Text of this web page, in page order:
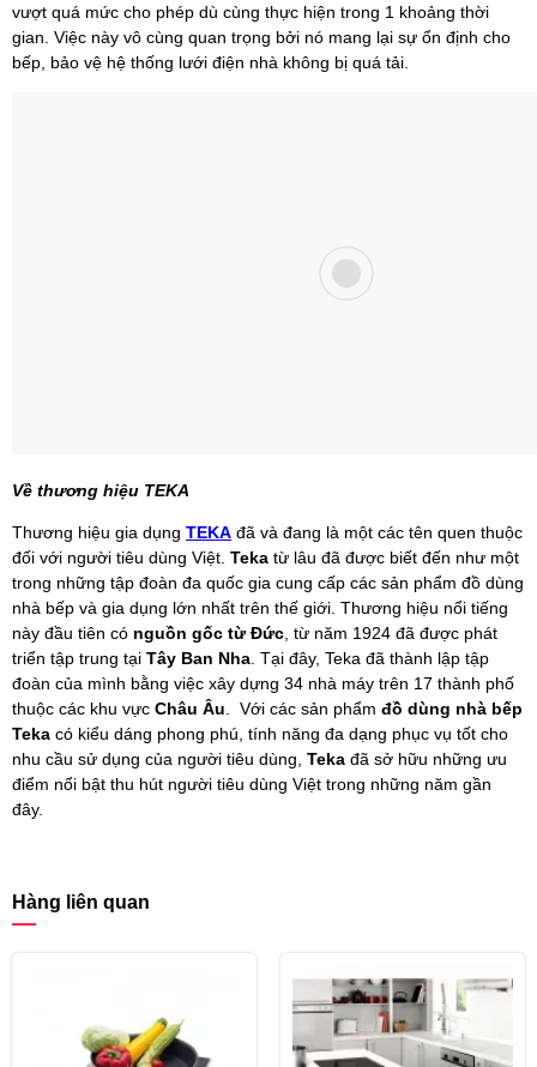
vượt quá mức cho phép dù cùng thực hiện trong 1 khoảng thời
gian. Việc này vô cùng quan trọng bởi nó mang lại sự ổn định cho
bếp, bảo vệ hệ thống lưới điện nhà không bị quá tải.
Về thương hiệu TEKA
Thương hiệu gia dụng TEKA đã và đang là một các tên quen thuộc
đối với người tiêu dùng Việt. Teka từ lâu đã được biết đến như một
trong những tập đoàn đa quốc gia cung cấp các sản phẩm đồ dùng
nhà bếp và gia dụng lớn nhất trên thế giới. Thương hiệu nổi tiếng
này đầu tiên có nguồn gốc từ Đức , từ năm 1924 đã được phát
triển tập trung tại Tây Ban Nha . Tại đây, Teka đã thành lập tập
đoàn của mình bằng việc xây dựng 34 nhà máy trên 17 thành phố
thuộc các khu vực Châu Âu Với các sản phẩm đồ dùng nhà bếp
Teka có kiểu dáng phong phú, tính năng đa dạng phục vụ tốt cho
nhu cầu sử dụng của người tiêu dùng, Teka đã sở hữu những ưu
điểm nổi bật thu hút người tiêu dùng Việt trong những năm gần
đây.
Hàng liên quan